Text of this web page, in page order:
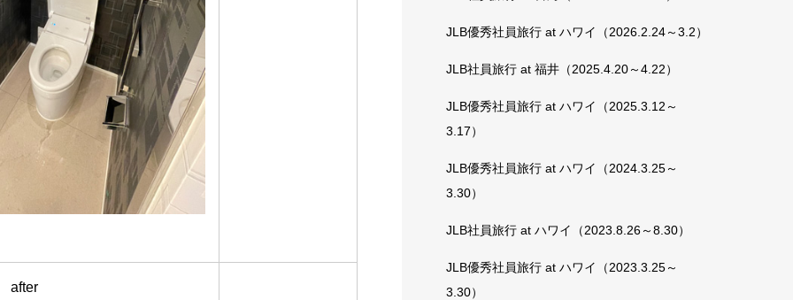
after
JLB優秀社員旅行 at ハワイ（2026.2.24～3.2）
JLB社員旅行 at 福井（2025.4.20～4.22）
JLB優秀社員旅行 at ハワイ（2025.3.12～
3.17）
JLB優秀社員旅行 at ハワイ（2024.3.25～
3.30）
JLB社員旅行 at ハワイ（2023.8.26～8.30）
JLB優秀社員旅行 at ハワイ（2023.3.25～
3.30）